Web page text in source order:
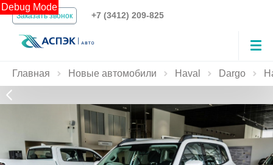
Debug Mode
Заказать звонок +7 (3412) 209-825
Главная Новые автомобили Haval Dargo